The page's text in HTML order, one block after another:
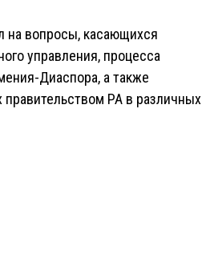
на вопросы, касающихся
управления, процесса
Диаспора, а также
РА в различных